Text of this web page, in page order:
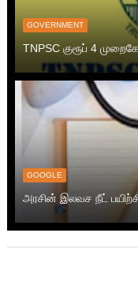
GOVERNMENT
TNPSC குரூப் 4
GOOGLE
அரசின் இலவச நீட்